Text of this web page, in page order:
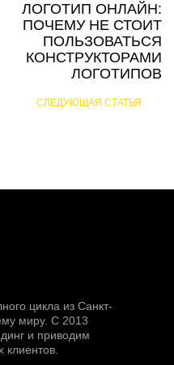
ЛОГОТИП ОНЛАЙН:
ПОЧЕМУ НЕ СТОИТ
ПОЛЬЗОВАТЬСЯ
КОНСТРУКТОРАМИ
ЛОГОТИПОВ
СЛЕДУЮЩАЯ СТАТЬЯ
цикла из Санкт-
миру. С 2013
и приводим
клиентов.